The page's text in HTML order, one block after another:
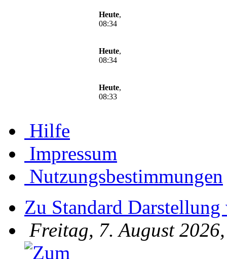
Heute,
08:34
Heute,
08:34
Heute,
08:33
Hilfe
Impressum
Nutzungsbestimmungen
Zu Standard Darstellung
Freitag, 7. August